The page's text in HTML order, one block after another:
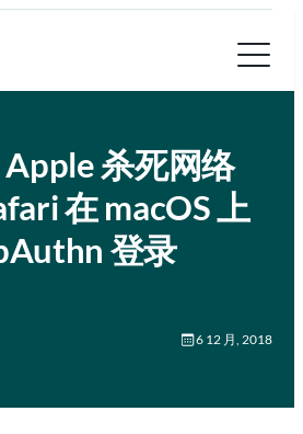
杀死网络
在 macOS 上
登录
6 12 月, 2018